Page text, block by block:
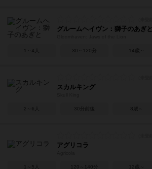
グルームヘイヴン：獅子のあぎと
1～4人 30～120分 14歳～
スカルキング
2～6人 30分前後 8歳～
アグリコラ
1～5人 120～140分 12歳～